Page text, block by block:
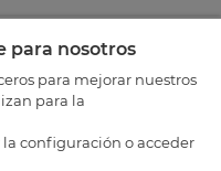
para nosotros
para mejorar nuestros
para la
configuración o acceder